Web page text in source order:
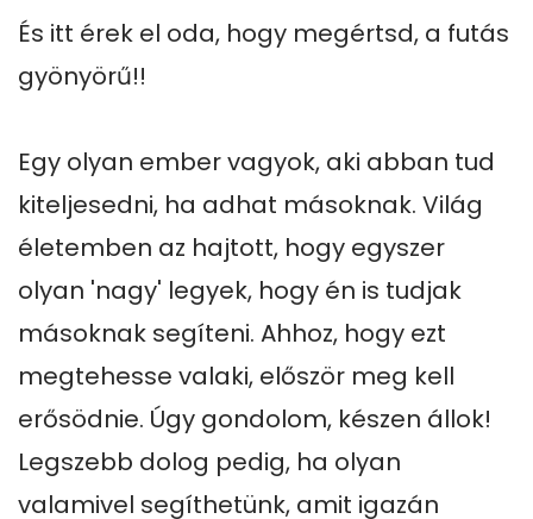
És itt érek el oda, hogy megértsd, a futás
gyönyörű!!
Egy olyan ember vagyok, aki abban tud
kiteljesedni, ha adhat másoknak. Világ
életemben az hajtott, hogy egyszer
olyan 'nagy' legyek, hogy én is tudjak
másoknak segíteni. Ahhoz, hogy ezt
megtehesse valaki, először meg kell
erősödnie. Úgy gondolom, készen állok!
Legszebb dolog pedig, ha olyan
valamivel segíthetünk, amit igazán